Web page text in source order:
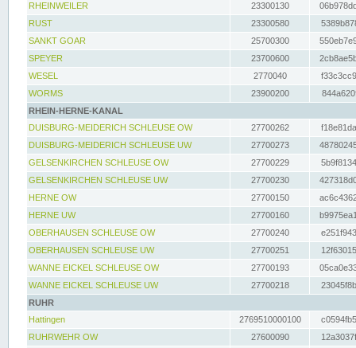
RHEINWEILER
23300130
RUST
23300580
SANKT GOAR
25700300
SPEYER
23700600
WESEL
2770040
WORMS
23900200
RHEIN-HERNE-KANAL
DUISBURG-MEIDERICH SCHLEUSE OW
27700262
DUISBURG-MEIDERICH SCHLEUSE UW
27700273
GELSENKIRCHEN SCHLEUSE OW
27700229
GELSENKIRCHEN SCHLEUSE UW
27700230
HERNE OW
27700150
HERNE UW
27700160
OBERHAUSEN SCHLEUSE OW
27700240
OBERHAUSEN SCHLEUSE UW
27700251
WANNE EICKEL SCHLEUSE OW
27700193
WANNE EICKEL SCHLEUSE UW
27700218
RUHR
Hattingen
2769510000100
RUHRWEHR OW
27600090